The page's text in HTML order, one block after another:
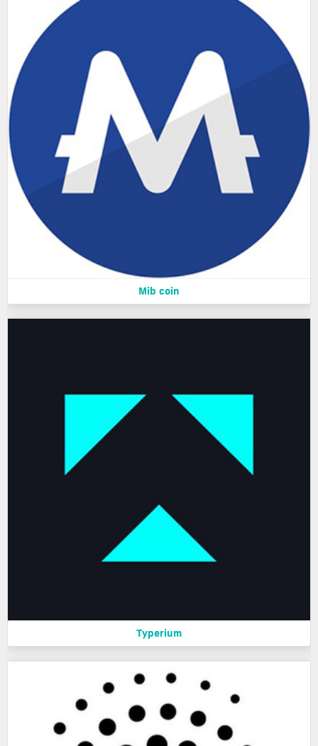
Mib coin
Typerium